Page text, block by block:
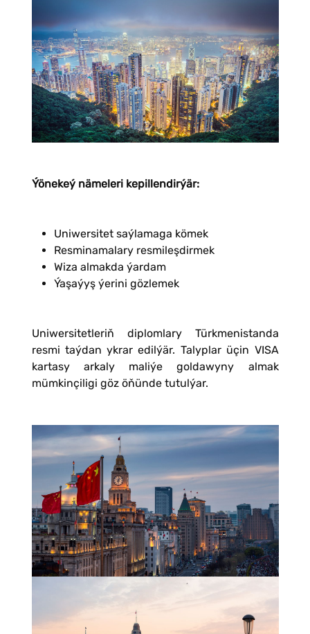
Ýönekeý nämeleri kepillendirýär:
Uniwersitet saýlamaga kömek
Resminamalary resmileşdirmek
Wiza almakda ýardam
Ýaşaýyş ýerini gözlemek
Uniwersitetleriň diplomlary Türkmenistanda
resmi taýdan ykrar edilýär. Talyplar üçin VISA
kartasy arkaly maliýe goldawyny almak
mümkinçiligi göz öňünde tutulýar.